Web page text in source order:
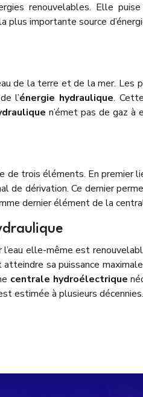
renouvelables. Elle
plus importante source
de la terre et de la mer.
l’énergie hydraulique.
n’émet pas de gaz à
de trois éléments. En premier
de dérivation. Ce dernier
dernier élément de la
l’eau elle-même est
sa puissance
centrale hydroélectrique
estimée à plusieurs décennies.